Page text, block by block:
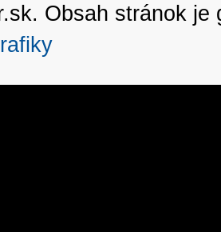
Obsah stránok